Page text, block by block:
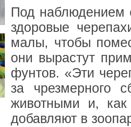
Под наблюдением
здоровые
малы, чтобы
они вырастут
фунтов. «Эти
за чрезмерного
животными и,
добавляют в